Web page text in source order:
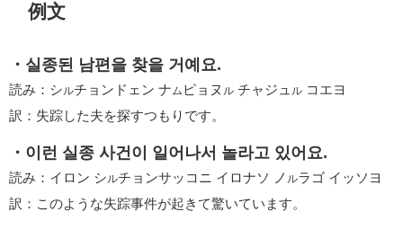
例文
・실종된 남편을 찾을 거예요.
読み：シ ルチョンドェン ナ ム ピョヌ ル チャジュ ル コエヨ
訳：失踪した夫を探すつもりです。
・이런 실종 사건이 일어나서 놀라고 있어요.
読み：イロン シ ルチョンサッコニ イロナソ ノ ルラゴ イッソヨ
訳：このような失踪事件が起きて驚いています。